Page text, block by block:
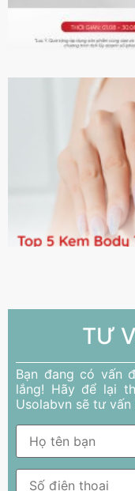
TƯ
Bạn đang có vấn
lắng! Hãy để lại
Usolabvn sẽ tư vấn